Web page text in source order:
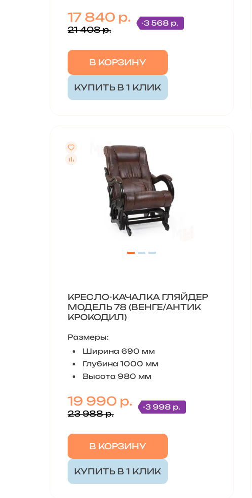
17 840 р.
21 408 р.
-3 568 р.
В КОРЗИНУ
КУПИТЬ В 1 КЛИК
КРЕСЛО-КАЧАЛКА ГЛЯЙДЕР
МОДЕЛЬ 78 (ВЕНГЕ/АНТИК
КРОКОДИЛ)
Размеры:
Ширина 690 мм
Глубина 1000 мм
Высота 980 мм
19 990 р.
23 988 р.
-3 998 р.
В КОРЗИНУ
КУПИТЬ В 1 КЛИК